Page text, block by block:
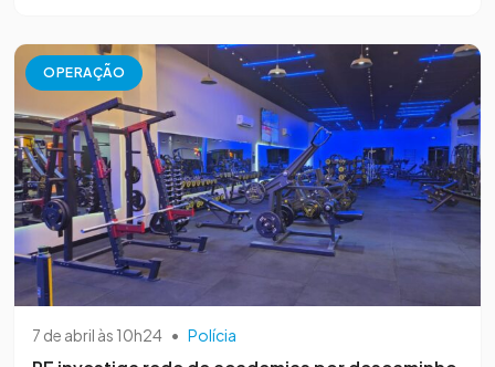
OPERAÇÃO
7 de abril às 10h24 • Polícia